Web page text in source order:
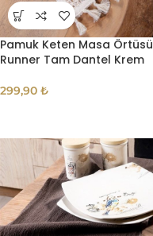
Pamuk Keten Masa Örtüsü
Runner Tam Dantel Krem
299,90 ₺